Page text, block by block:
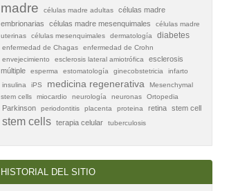
madre
células madre adultas
células madre
embrionarias
células madre mesenquimales
células madre
uterinas
células mesenquimales dermatología diabetes
enfermedad de Chagas
enfermedad de Crohn
envejecimiento
esclerosis lateral amiotrófica
esclerosis
múltiple
esperma estomatología ginecobstetricia
infarto
insulina
iPS medicina regenerativa
Mesenchymal
stem cells
miocardio neurología neuronas Ortopedia
Parkinson periodontitis placenta proteina retina stem cell
stem cells terapia celular tuberculosis
HISTORIAL DEL SITIO